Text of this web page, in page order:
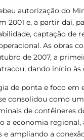
autorização do
2001 e, a partir daí,
captação de
As obras
de 2007, a
dando início às
de ponta e foco em
consolidou como
de contêineres
a economia regional,
e ampliando a